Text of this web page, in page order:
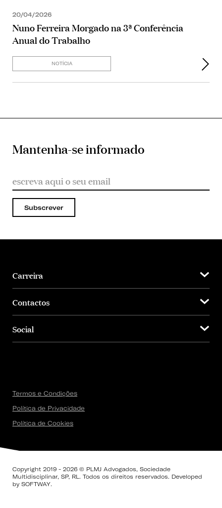
20/04/2026
Nuno Ferreira Morgado na 3ª Conferência
Anual do Trabalho
NOTÍCIA
Mantenha-se informado
Subscrever
Carreira
Contactos
Social
Termos e Condições
Política de Privacidade
Política de Cookies
Copyright 2019 - 2026 © PLMJ Advogados, Sociedade
Multidisciplinar, SP, RL. Todos os direitos reservados. Developed
by SOFTWAY.